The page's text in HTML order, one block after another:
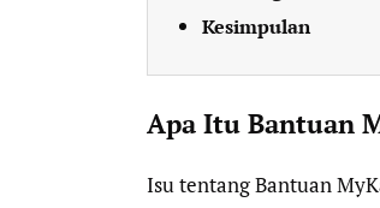
Kesimpulan
Apa Itu Bantuan
Isu tentang Bantuan